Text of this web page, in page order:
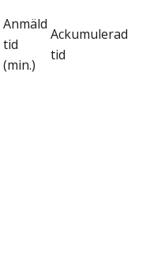
Anmäld
tid
(min.)
Ackumulerad
tid